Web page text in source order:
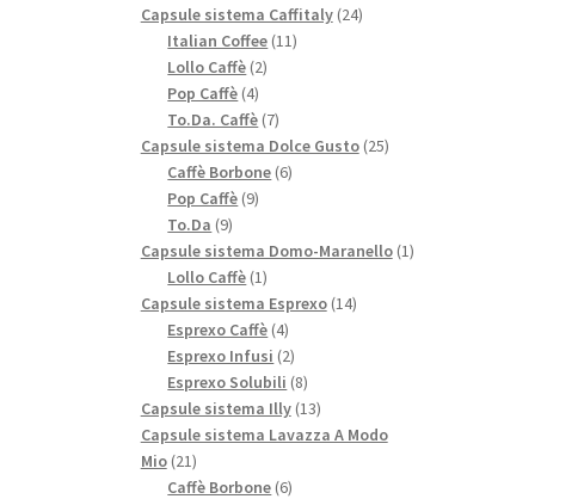
prodotto
Capsule sistema Caffitaly 2424
Italian Coffee 1111
Lollo Caffè 22
Pop Caffè 44
prodotti
To.Da. Caffè 77
prodotti
Capsule sistema Dolce Gusto 2525
Caffè Borbone 66
Pop Caffè 99
To.Da 99
prodotti
Capsule sistema Domo-Maranello 11
Lollo Caffè 11
prodotto
Capsule sistema Esprexo 1414
Esprexo Caffè 44
prodotti
Esprexo Infusi 22
prodotti
Esprexo Solubili 88
prodotti
Capsule sistema Illy 1313
prodotti
Capsule sistema Lavazza A Modo
Mio 2121
prodotti
Caffè Borbone 66